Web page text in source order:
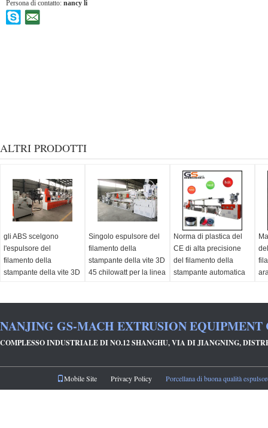
Persona di contatto: nancy li
ALTRI PRODOTTI
gli ABS scelgono
l'espulsore del
filamento della
stampante della vite 3D
Singolo espulsore del
filamento della
stampante della vite 3D
45 chilowatt per la linea
Norma di plastica del
CE di alta precisione
del filamento della
stampante automatica
NANJING GS-MACH EXTRUSION EQUIPMENT
COMPLESSO INDUSTRIALE DI NO.12 SHANGHU, VIA DI JIANGNING,
Mobile Site Privacy Policy Porcellana di buona qualità